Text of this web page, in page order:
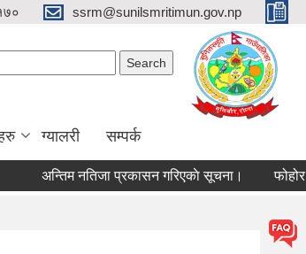
ssrm@sunilsmritimun.gov.np
ग्यालरी सम्पर्क
अन्तिम नतिजा प्रकासन गरिएकाे सूचना। फोहोर